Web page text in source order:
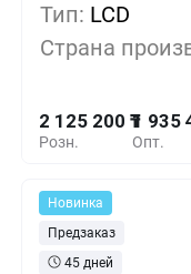
Тип: LCD
Страна
Розн.
2 125 200 ₸
Опт.
1 935
5+
10+ -5%
Новинка
Предзаказ
45 дней